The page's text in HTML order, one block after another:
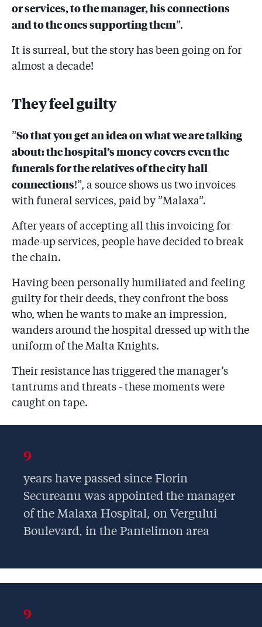
Azi, încă un inculpat și-a recunoscut vinovăția în
traseul banilor furați de la spitalul ”Malaxa”! Secureanu
poate pleca în străinătate
morţi după ce îi murise mama"
or services, to the manager, his connections
and to the ones supporting them”.
It is surreal, but the story has been going on for
almost a decade!
They feel guilty
”So that you get an idea on what we are talking
about: the hospital’s money covers even the
funerals for the relatives of the city hall
connections!”, a source shows us two invoices
with funeral services, paid by ”Malaxa”.
After years of accepting all this invoicing for
made-up services, people have decided to break
the chain.
Having been personally humiliated and feeling
guilty for their deeds, they confront the boss
who, when he wants to make an impression,
wanders around the hospital dressed up with the
uniform of the Malta Knights.
Their resistance has triggered the manager’s
tantrums and threats - these moments were
caught on tape.
9
years have passed since Florin
Secureanu was appointed the manager
of the Malaxa Hospital, on Vergului
Boulevard, in the Pantelimon area
9